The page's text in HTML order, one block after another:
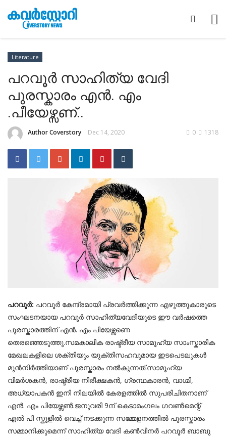
Literature
പറവൂർ സാഹിത്യ വേദി
പുരസ്കാരം എൻ. എം
.പീയേഴ്സണ്..
Author Coverstory Dec 14, 2020 1318
0
പറവൂർ: പറവൂർ കേന്ദ്രമായി പ്രവർത്തിക്കുന്ന എഴുത്തുകാരുടെ
സംഘടനയായ പറവൂർ സാഹിത്യവേദിയുടെ ഈ വർഷത്തെ
പുരസ്കാരത്തിന് എൻ. എം പിയേഴ്സണെ
തെരഞ്ഞെടുത്തു.സമകാലിക രാഷ്ട്രീയ സാമൂഹ്യ സാംസ്കാരിക
മേഖലകളിലെ ശക്തിയും യുക്തിസഹവുമായ ഇടപെടലുകൾ
മുൻനിർത്തിയാണ് പുരസ്കാരം നൽകുന്നത്.സാമൂഹ്യ
വിമർശകൻ, രാഷ്ട്രീയ നിരീക്ഷകൻ, ഗ്രന്ഥകാരൻ, വാഗ്മി,
അധ്യാപകൻ ഇനി നിലയിൽ കേരളത്തിൽ സുപരിചിതനാണ്
എൻ. എം പിയേഴ്സൺ.ജനുവരി 9ന് കെടാമംഗലം ഗവൺമെന്റ്
എൽ പി സ്കൂളിൽ വെച്ച് നടക്കുന്ന സമ്മേളനത്തിൽ പുരസ്കാരം
സമ്മാനിക്കുമെന്ന് സാഹിത്യ വേദി കൺവീനർ പറവൂർ ബാബു